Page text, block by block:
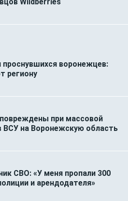
воронежцев:
региону
при массовой
ВСУ на Воронежскую область
СВО: «У меня пропали 300
и арендодателя»